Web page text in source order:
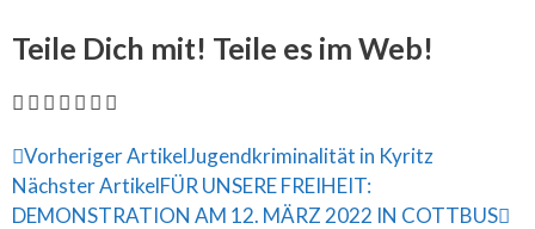
Teile Dich mit! Teile es im Web!
Vorheriger ArtikelJugendkriminalität in Kyritz
Nächster ArtikelFÜR UNSERE FREIHEIT:
DEMONSTRATION AM 12. MÄRZ 2022 IN COTTBUS